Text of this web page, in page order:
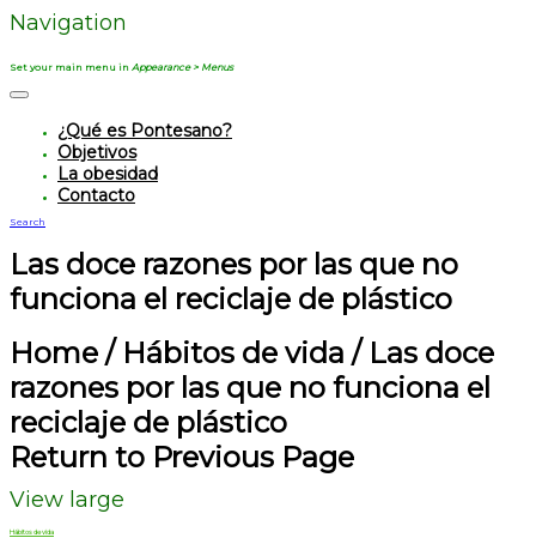
Navigation
Set your main menu in Appearance > Menus
¿Qué es Pontesano?
Objetivos
La obesidad
Contacto
Search
Las doce razones por las que no
funciona el reciclaje de plástico
Home / Hábitos de vida / Las doce
razones por las que no funciona el
reciclaje de plástico
Return to Previous Page
View large
Hábitos de vida